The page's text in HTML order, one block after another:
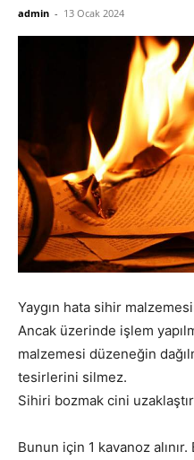
admin - 13 Ocak 2024
Yaygın hata sihir
Ancak üzerinde işlem
malzemesi düzeneğin
tesirlerini silmez.
Sihiri bozmak cini
Bunun için 1 kavanoz